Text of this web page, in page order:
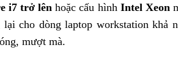
i7 trở lên hoặc cấu hình Intel Xeon
lại cho dòng laptop workstation khả
mượt mà.